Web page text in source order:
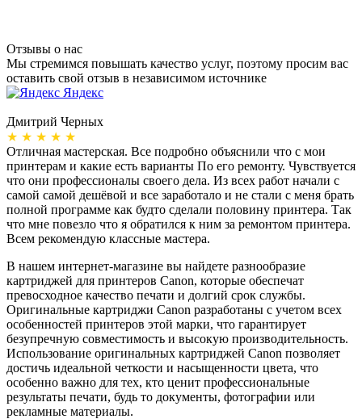
Отзывы о нас
Мы стремимся повышать качество услуг, поэтому просим вас
оставить свой отзыв в независимом источнике
Яндекс
Дмитрий Черных
★ ★ ★ ★ ★
Отличная мастерская. Все подробно объяснили что с мои
принтерам и какие есть варианты По его ремонту. Чувствуется
что они профессионалы своего дела. Из всех работ начали с
самой самой дешёвой и все заработало и не стали с меня брать
полной программе как будто сделали половину принтера. Так
что мне повезло что я обратился к ним за ремонтом принтера.
Всем рекомендую классные мастера.
В нашем интернет-магазине вы найдете разнообразие
картриджей для принтеров Canon, которые обеспечат
превосходное качество печати и долгий срок службы.
Оригинальные картриджи Canon разработаны с учетом всех
особенностей принтеров этой марки, что гарантирует
безупречную совместимость и высокую производительность.
Использование оригинальных картриджей Canon позволяет
достичь идеальной четкости и насыщенности цвета, что
особенно важно для тех, кто ценит профессиональные
результаты печати, будь то документы, фотографии или
рекламные материалы.